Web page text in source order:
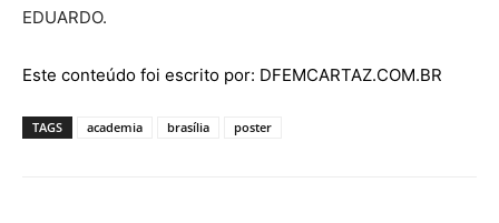
EDUARDO.
Este conteúdo foi escrito por: DFEMCARTAZ.COM.BR
TAGS academia brasília poster